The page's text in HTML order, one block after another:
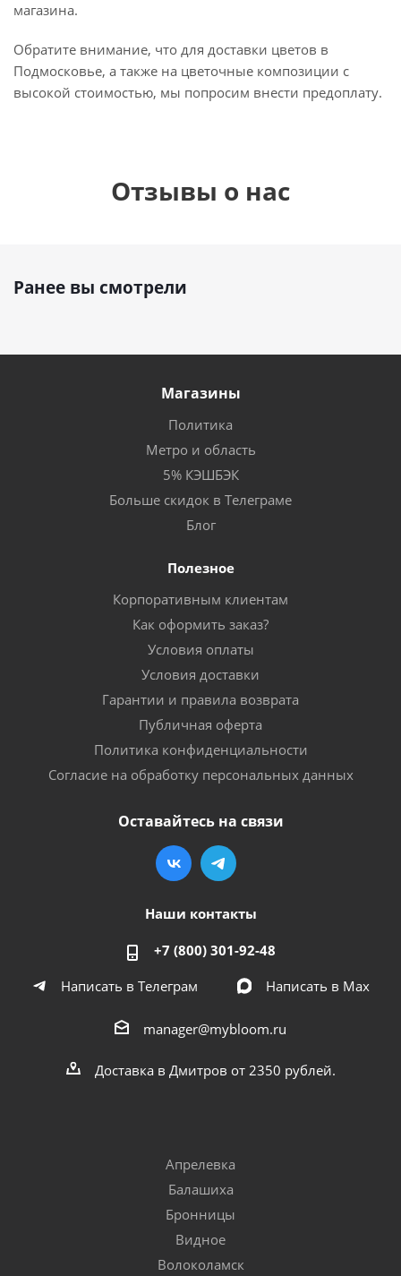
магазина.
Обратите внимание, что для доставки цветов в
Подмосковье, а также на цветочные композиции с
высокой стоимостью, мы попросим внести предоплату.
Отзывы о нас
Ранее вы смотрели
Магазины
Политика
Метро и область
5% КЭШБЭК
Больше скидок в Телеграме
Блог
Полезное
Корпоративным клиентам
Как оформить заказ?
Условия оплаты
Условия доставки
Гарантии и правила возврата
Публичная оферта
Политика конфиденциальности
Согласие на обработку персональных данных
Оставайтесь на связи
Наши контакты
+7 (800) 301-92-48
Написать в Телеграм
Написать в Мах
manager@mybloom.ru
Доставка в Дмитров от 2350 рублей.
Апрелевка
Балашиха
Бронницы
Видное
Волоколамск